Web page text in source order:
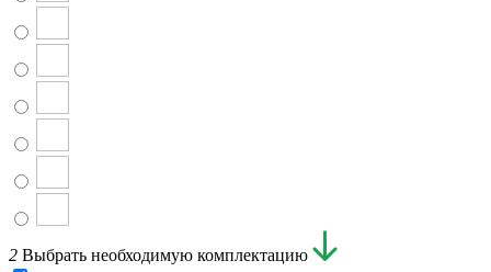
2 Выбрать необходимую комплектацию